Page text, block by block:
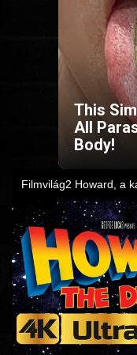
FANTASY
THRILLER
KRIMI
DRÁMA
This
All
Body!